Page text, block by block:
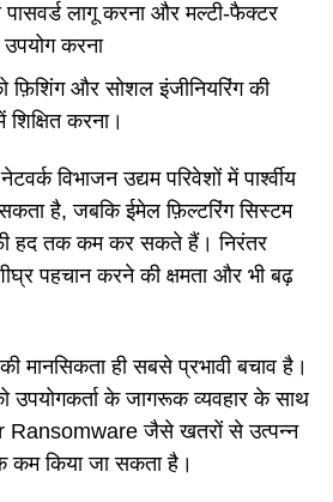
पासवर्ड लागू करना और मल्टी-फैक्टर
करना
फ़िशिंग और सोशल इंजीनियरिंग की
शिक्षित करना।
विभाजन उद्यम परिवेशों में पार्श्वीय
सकता है, जबकि ईमेल फ़िल्टरिंग सिस्टम
हद तक कम कर सकते हैं। निरंतर
पहचान करने की क्षमता और भी बढ़
मानसिकता ही सबसे प्रभावी बचाव है।
उपयोगकर्ता के जागरूक व्यवहार के साथ
Ransomware जैसे खतरों से उत्पन्न
कम किया जा सकता है।